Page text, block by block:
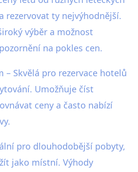
rezervovat ty nejvýhodnější.
výběr a možnost
na pokles cen.
– Skvělá pro rezervace hotelů
Umožňuje číst
ceny a často nabízí
pro dlouhodobější pobyty,
jako místní. Výhody